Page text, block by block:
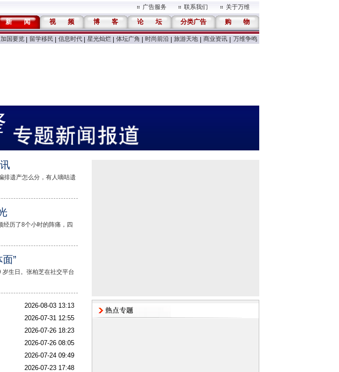
广告服务 联系我们 关于万维
新 闻 视 频 博 客 论 坛 分类广告 购 物
加国要览 留学移民 信息时代 星光灿烂 体坛广角 时尚前沿 旅游天地 商业资讯 万维争鸣
排遗产怎么分，有人嘀咕遗
历了8个小时的阵痛，四
”
生日。张柏芝在社交平台
2026-08-03 13:13
2026-07-31 12:55
2026-07-26 18:23
2026-07-26 08:05
2026-07-24 09:49
2026-07-23 17:48